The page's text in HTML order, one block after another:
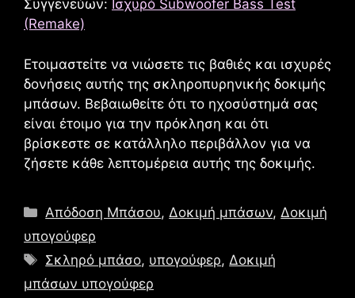
Συγγενεύων: Ισχυρό Subwoofer Bass Test
(Remake)
Ετοιμαστείτε να νιώσετε τις βαθιές και ισχυρές
δονήσεις αυτής της σκληροπυρηνικής δοκιμής
μπάσων. Βεβαιωθείτε ότι το ηχοσύστημά σας
είναι έτοιμο για την πρόκληση και ότι
βρίσκεστε σε κατάλληλο περιβάλλον για να
ζήσετε κάθε λεπτομέρεια αυτής της δοκιμής.
Κατηγορίες
Απόδοση Μπάσου, Δοκιμή μπάσων, Δοκιμή
υπογούφερ
Ετικέτες
Σκληρό μπάσο, υπογούφερ, Δοκιμή
μπάσων υπογούφερ